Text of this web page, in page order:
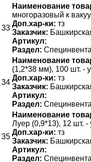
33
Наименование
многоразовый к
Доп.хар-ки: тз
Заказчик:
Артикул:
Раздел:
34
Наименование
(1,2*38 мм), 100 шт. -
Доп.хар-ки: тз
Заказчик:
Артикул:
Раздел:
35
Наименование
Луер (0,9*13), 12 шт. -
Доп.хар-ки: тз
Заказчик:
Артикул:
Раздел: